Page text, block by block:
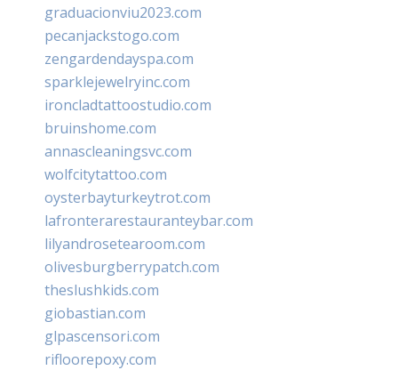
graduacionviu2023.com
pecanjackstogo.com
zengardendayspa.com
sparklejewelryinc.com
ironcladtattoostudio.com
bruinshome.com
annascleaningsvc.com
wolfcitytattoo.com
oysterbayturkeytrot.com
lafronterarestauranteybar.com
lilyandrosetearoom.com
olivesburgberrypatch.com
theslushkids.com
giobastian.com
glpascensori.com
rifloorepoxy.com